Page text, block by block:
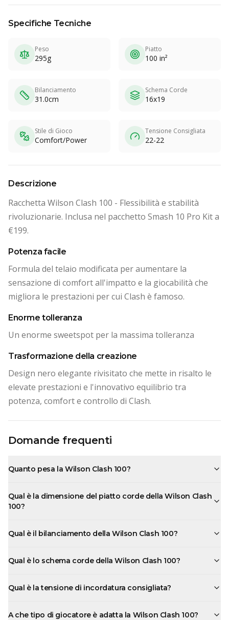
Specifiche Tecniche
Peso
295g
Piatto
100 in²
Bilanciamento
31.0cm
Schema Corde
16x19
Stile di Gioco
Comfort/Power
Tensione Consigliata
22-22
Descrizione
Racchetta Wilson Clash 100 - Flessibilità e stabilità
rivoluzionarie. Inclusa nel pacchetto Smash 10 Pro Kit a
€199.
Potenza facile
Formula del telaio modificata per aumentare la
sensazione di comfort all'impatto e la giocabilità che
migliora le prestazioni per cui Clash è famoso.
Enorme tolleranza
Un enorme sweetspot per la massima tolleranza
Trasformazione della creazione
Design nero elegante rivisitato che mette in risalto le
elevate prestazioni e l'innovativo equilibrio tra
potenza, comfort e controllo di Clash.
Domande frequenti
Quanto pesa la Wilson Clash 100?
Qual è la dimensione del piatto corde della Wilson Clash
100?
Qual è il bilanciamento della Wilson Clash 100?
Qual è lo schema corde della Wilson Clash 100?
Qual è la tensione di incordatura consigliata?
A che tipo di giocatore è adatta la Wilson Clash 100?